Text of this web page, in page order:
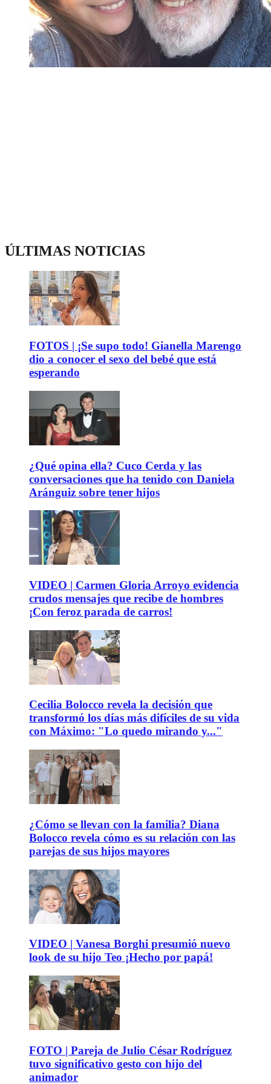
ÚLTIMAS NOTICIAS
FOTOS | ¡Se supo todo! Gianella Marengo
dio a conocer el sexo del bebé que está
esperando
¿Qué opina ella? Cuco Cerda y las
conversaciones que ha tenido con Daniela
Aránguiz sobre tener hijos
VIDEO | Carmen Gloria Arroyo evidencia
crudos mensajes que recibe de hombres
¡Con feroz parada de carros!
Cecilia Bolocco revela la decisión que
transformó los días más difíciles de su vida
con Máximo: "Lo quedo mirando y..."
¿Cómo se llevan con la familia? Diana
Bolocco revela cómo es su relación con las
parejas de sus hijos mayores
VIDEO | Vanesa Borghi presumió nuevo
look de su hijo Teo ¡Hecho por papá!
FOTO | Pareja de Julio César Rodríguez
tuvo significativo gesto con hijo del
animador